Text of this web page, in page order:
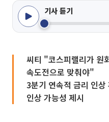
기사 듣기
씨티 "코스피랠리가
속도전으로 맞춰야"
3분기 연속적 금리 인
인상 가능성 제시